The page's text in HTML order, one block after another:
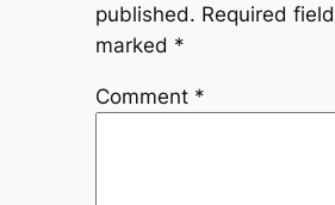
published. Required
marked *
Comment *